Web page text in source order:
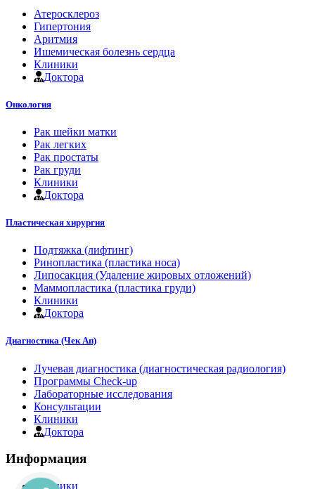
Атеросклероз
Гипертония
Аритмия
Ишемическая болезнь сердца
Клиники
Доктора
Онкология
Рак шейки матки
Рак легких
Рак простаты
Рак груди
Клиники
Доктора
Пластическая хирургия
Подтяжка (лифтинг)
Ринопластика (пластика носа)
Липосакция (Удаление жировых отложений)
Маммопластика (пластика груди)
Клиники
Доктора
Диагностика (Чек Ап)
Лучевая диагностика (диагностическая радиология)
Программы Check-up
Лабораторные исследования
Консультации
Клиники
Доктора
Информация
Клиники